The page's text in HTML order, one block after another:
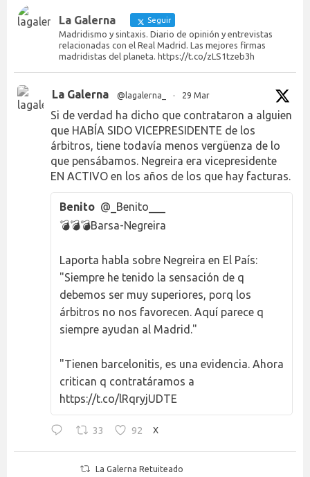
La Galerna Seguir
Madridismo y sintaxis. Diario de opinión y entrevistas
relacionadas con el Real Madrid. Las mejores firmas
madridistas del planeta. https://t.co/zLS1tzeb3h
La Galerna @lagalerna_ · 29 Mar
Si de verdad ha dicho que contrataron a alguien
que HABÍA SIDO VICEPRESIDENTE de los
árbitros, tiene todavía menos vergüenza de lo
que pensábamos. Negreira era vicepresidente
EN ACTIVO en los años de los que hay facturas.
Benito @_Benito___
💣💣💣Barsa-Negreira
Laporta habla sobre Negreira en El País:
"Siempre he tenido la sensación de q
debemos ser muy superiores, porq los
árbitros no nos favorecen. Aquí parece q
siempre ayudan al Madrid."
"Tienen barcelonitis, es una evidencia. Ahora
critican q contratáramos a
https://t.co/lRqryjUDTE
33 92 X
La Galerna Retuiteado